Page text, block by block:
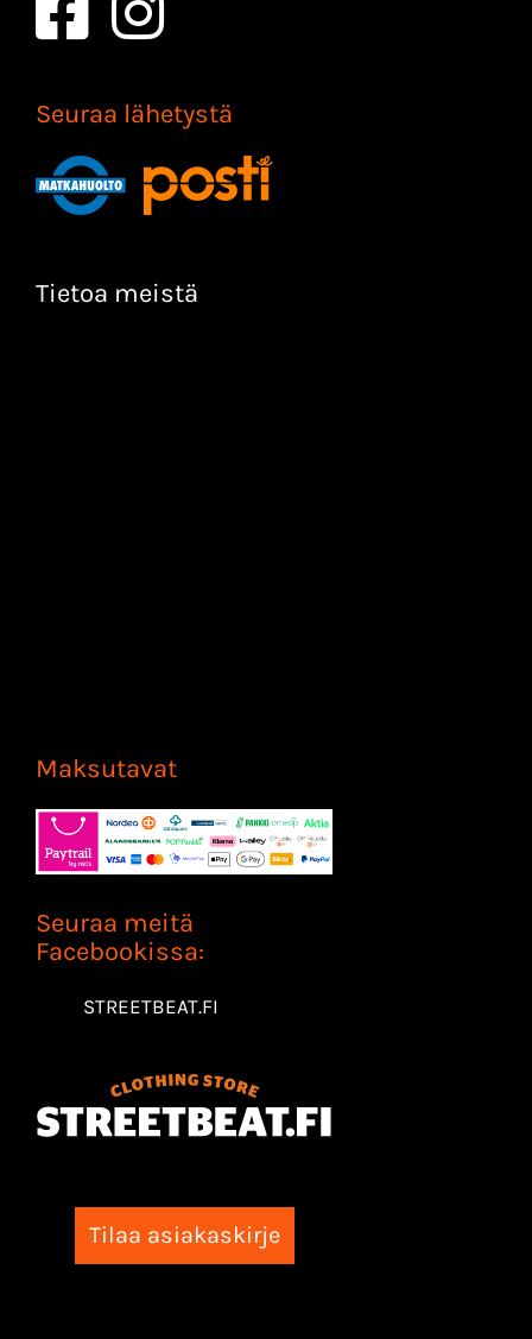
Seuraa lähetystä
Tietoa meistä
Maksutavat
Seuraa meitä
Facebookissa:
STREETBEAT.FI